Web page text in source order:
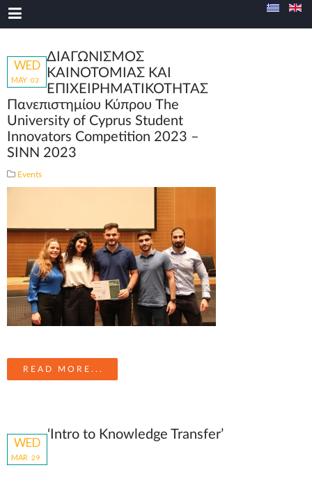
WED
MAY 03
ΔΙΑΓΩΝΙΣΜΟΣ
ΚΑΙΝΟΤΟΜΙΑΣ ΚΑΙ
ΕΠΙΧΕΙΡΗΜΑΤΙΚΟΤΗΤΑΣ
Πανεπιστημίου Κύπρου The
University of Cyprus Student
Innovators Competition 2023 –
SINN 2023
Events
READ MORE...
WED
MAR 29
‘Intro to Knowledge Transfer’